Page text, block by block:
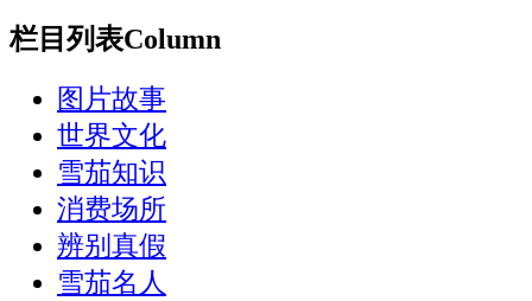
栏目列表Column
图片故事
世界文化
雪茄知识
消费场所
辨别真假
雪茄名人